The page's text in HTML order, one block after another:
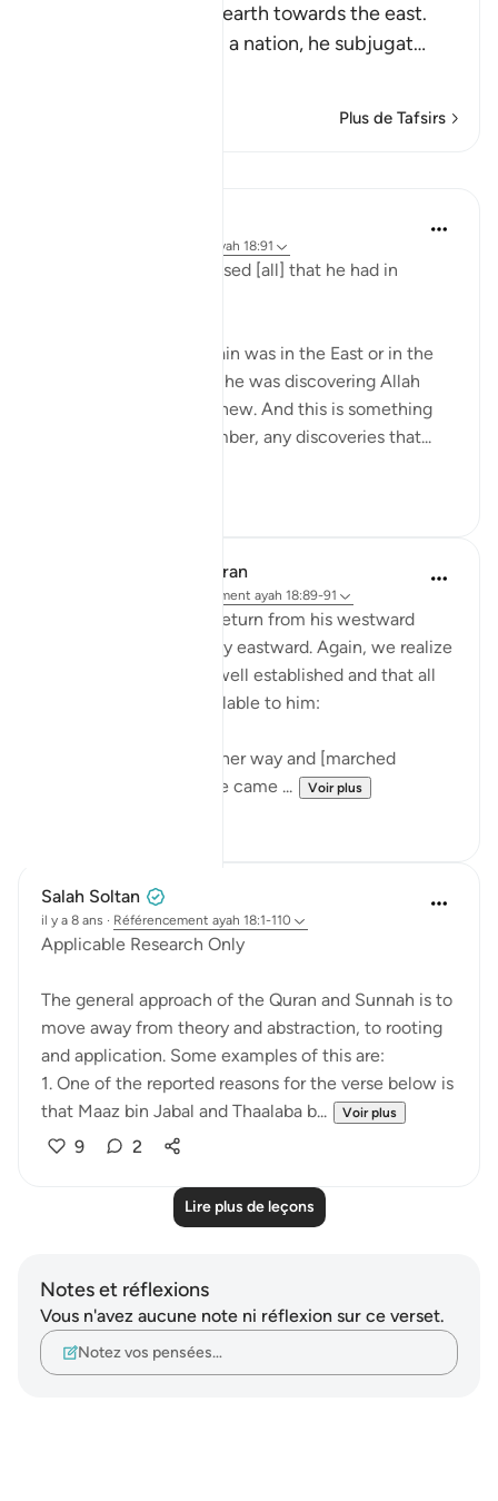
from the west of the earth towards the east.
Every time he passed a nation, he subjugat…
Plus de Tafsirs
ayah 18:91
And We had encompassed [all] that he had in
So whether Dhul Qarnain was in the East or in the
West, whatever places he was discovering Allah
that we need to remember, any discoveries that...
In the Shade of the Quran
Référencement ayah 18:89-91
After Dhu'l-Qarnayn's return from his westward
journey, he took his way eastward. Again, we realize
that his authority was well established and that all
means were made available to him:
Then he followed another way and [marched
eastwards] till, when he came ...
Voir plus
Salah Soltan
il y a 8 ans · Référencement ayah 18:1-110
Applicable Research Only
The general approach of the Quran and Sunnah is to
move away from theory and abstraction, to rooting
and application. Some examples of this are:
1. One of the reported reasons for the verse below is
that Maaz bin Jabal and Thaalaba b...
Voir plus
9 2
Lire plus de leçons
Notes et réflexions
Vous n'avez aucune note ni réflexion sur ce verset.
Notez vos pensées…